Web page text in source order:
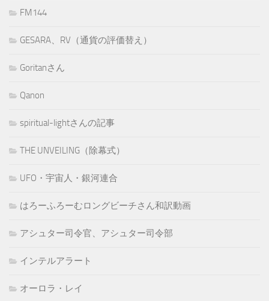
FM144
GESARA、RV（通貨の評価替え）
Goritanさん
Qanon
spiritual-lightさんの記事
THE UNVEILING（除幕式）
UFO・宇宙人・銀河連合
はろーふろーむロングビーチさん和訳動画
アシュター司令官、アシュター司令部
インテルアラート
オーロラ・レイ